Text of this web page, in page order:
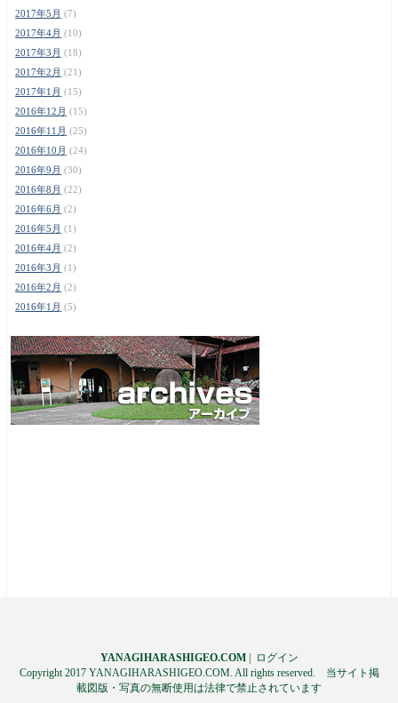
2017年5月 (7)
2017年4月 (10)
2017年3月 (18)
2017年2月 (21)
2017年1月 (15)
2016年12月 (15)
2016年11月 (25)
2016年10月 (24)
2016年9月 (30)
2016年8月 (22)
2016年6月 (2)
2016年5月 (1)
2016年4月 (2)
2016年3月 (1)
2016年2月 (2)
2016年1月 (5)
YANAGIHARASHIGEO.COM|
ログイン
Copyright 2017 YANAGIHARASHIGEO.COM. All rights reserved. 当サイト掲
載図版・写真の無断使用は法律で禁止されています